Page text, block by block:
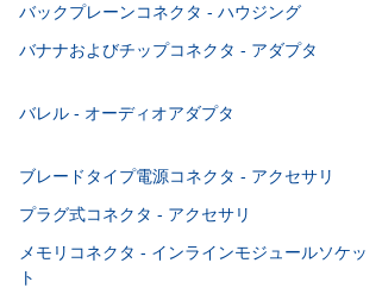
バックプレーンコネクタ - ハウジング
バナナおよびチップコネクタ - アダプタ
バレル - オーディオアダプタ
ブレードタイプ電源コネクタ - アクセサリ
プラグ式コネクタ - アクセサリ
メモリコネクタ - インラインモジュールソケッ
ト